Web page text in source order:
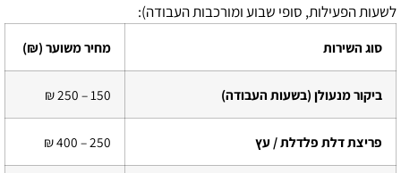
לשעות הפעילות, סופי שבוע ומורכבות העבודה):
סוג השירות מחיר משוער (₪)
ביקור מנעולן (בשעות העבודה) 150 – 250 ₪
פריצת דלת פלדלת / עץ 250 – 400 ₪